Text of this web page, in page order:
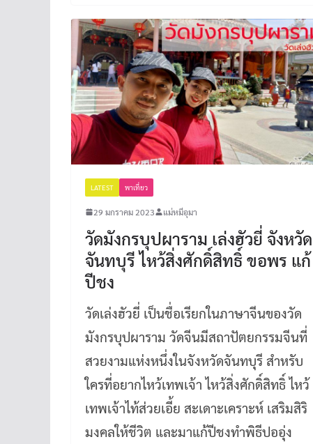
LATEST พาเที่ยว
29 มกราคม 2023 แม่หมีอุมา
วัดมังกรบุปผาราม เล่งฮัวยี่ จังหวัด
จันทบุรี ไหว้สิ่งศักดิ์สิทธิ์ ขอพร แก้
ปีชง
วัดเล่งฮัวยี่ เป็นชื่อเรียกในภาษาจีนของวัด
มังกรบุปผาราม วัดจีนมีสถาปัตยกรรมจีนที่
สวยงามแห่งหนึ่งในจังหวัดจันทบุรี สำหรับ
ใครที่อยากไหว้เทพเจ้า ไหว้สิ่งศักดิ์สิทธิ์ ไหว้
เทพเจ้าไท้ส่วยเอี้ย สะเดาะเคราะห์ เสริมสิริ
มงคลให้ชีวิต และมาแก้ปีชงทำพิธีปออุ่ง